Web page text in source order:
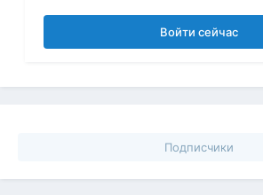
Войти сейчас
Подписчики